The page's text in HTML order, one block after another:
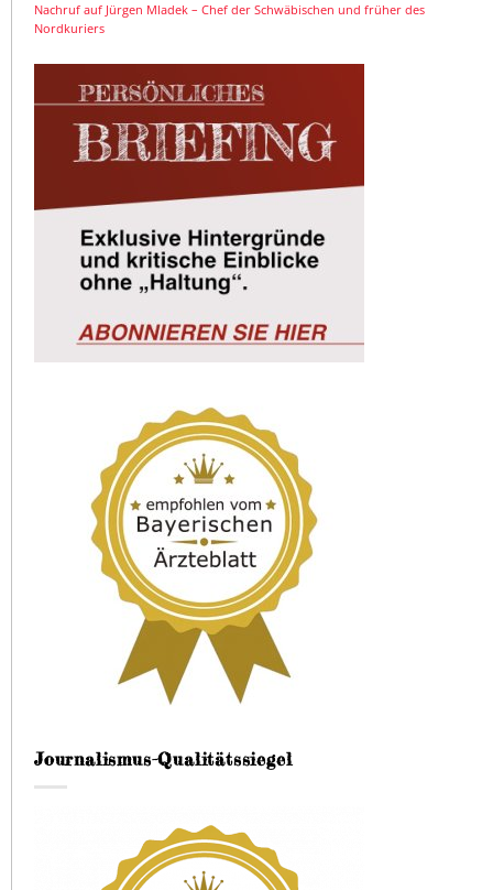
Nachruf auf Jürgen Mladek – Chef der Schwäbischen und früher des
Nordkuriers
Journalismus-Qualitätssiegel